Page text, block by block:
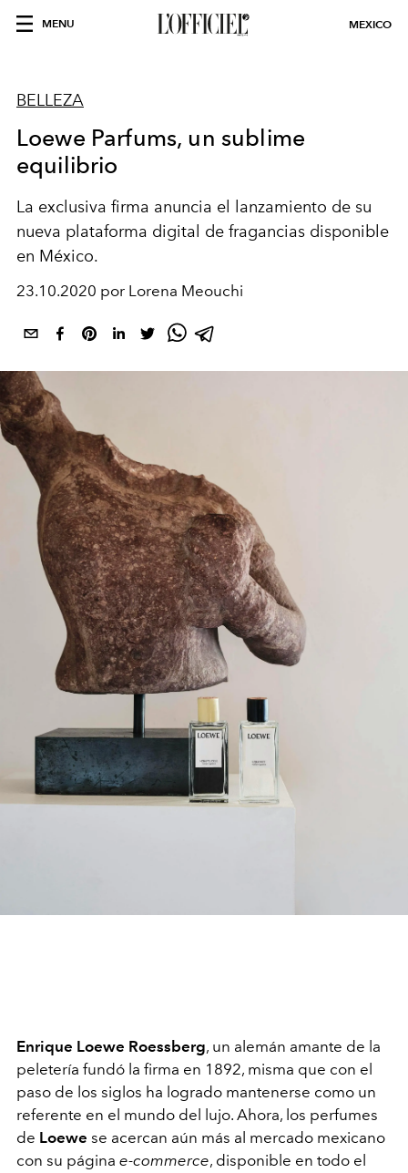
MENU MEXICO
BELLEZA
Loewe Parfums, un sublime
equilibrio
La exclusiva firma anuncia el lanzamiento de su
nueva plataforma digital de fragancias disponible
en México.
23.10.2020 por Lorena Meouchi
Enrique Loewe Roessberg, un alemán amante de la
peletería fundó la firma en 1892, misma que con el
paso de los siglos ha logrado mantenerse como un
referente en el mundo del lujo. Ahora, los perfumes
de Loewe se acercan aún más al mercado mexicano
con su página e-commerce, disponible en todo el